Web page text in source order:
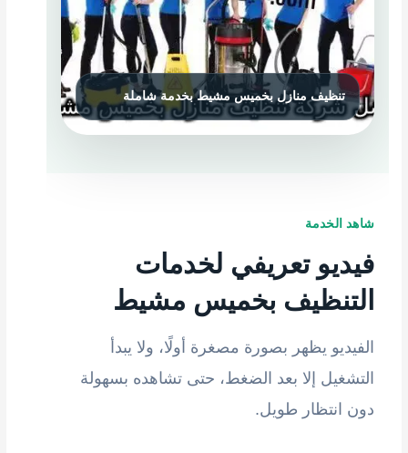
شاهد الخدمة
فيديو تعريفي لخدمات
التنظيف بخميس مشيط
الفيديو يظهر بصورة مصغرة أولًا، ولا يبدأ
التشغيل إلا بعد الضغط، حتى تشاهده بسهولة
دون انتظار طويل.